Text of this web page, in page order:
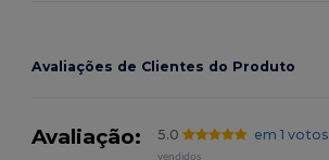
Avaliações de Clientes do Produto
Avaliação: 5.0 em 1 votos
vendidos